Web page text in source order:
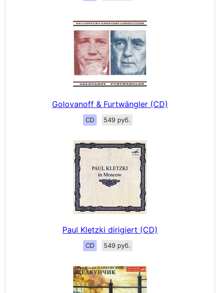
Golovanoff & Furtwängler (CD)
CD 549 руб.
Paul Kletzki dirigiert (CD)
CD 549 руб.